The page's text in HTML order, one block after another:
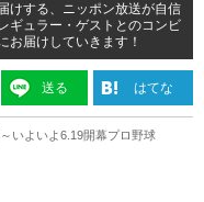
けする、ニッポン放送が自信
ギュラー・ゲストとのコンビ
お届けしていきます！
送る はてな
いよいよ6.19開幕プロ野球